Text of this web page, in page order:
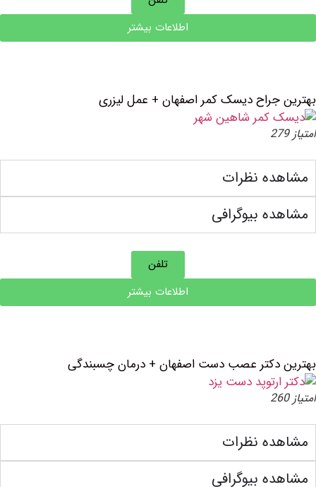
اطلاعات بیشتر
جراح دیسک کمر اصفهان + عمل لیزری
نظرات
بیوگرافی
اطلاعات بیشتر
دکتر عصب دست اصفهان + درمان چسبندگی
نظرات
بیوگرافی